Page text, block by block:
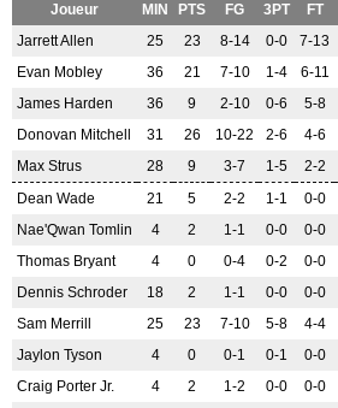
Joueur MIN PTS FG 3PT FT
Jarrett Allen
25 23 8-14 0-0 7-13
Evan Mobley
36 21 7-10 1-4 6-11
James Harden
36 9 2-10 0-6 5-8
Donovan Mitchell
31 26 10-22 2-6 4-6
Max Strus
28 9 3-7 1-5 2-2
Dean Wade
21 5 2-2 1-1 0-0
Nae'Qwan Tomlin
4 2 1-1 0-0 0-0
Thomas Bryant
4 0 0-4 0-2 0-0
Dennis Schroder
18 2 1-1 0-0 0-0
Sam Merrill
25 23 7-10 5-8 4-4
Jaylon Tyson
4 0 0-1 0-1 0-0
Craig Porter Jr.
4 2 1-2 0-0 0-0